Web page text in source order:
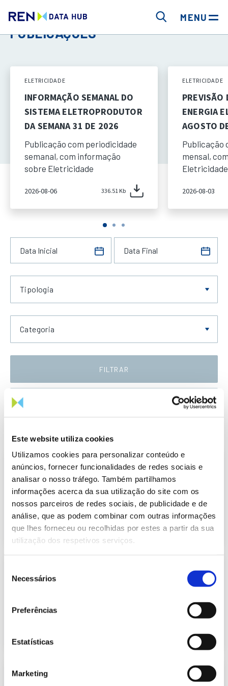
Este website utiliza cookies
Utilizamos cookies para personalizar conteúdo e
anúncios, fornecer funcionalidades de redes sociais e
analisar o nosso tráfego. Também partilhamos
informações acerca da sua utilização do site com os
nossos parceiros de redes sociais, de publicidade e de
análise, que as podem combinar com outras informações
que lhes forneceu ou recolhidas por estes a partir da sua
utilização dos respetivos serviços.
Necessários
Preferências
Estatísticas
Marketing
MENU
PUBLICAÇÕES
ELETRICIDADE
INFORMAÇÃO SEMANAL DO
SISTEMA ELETROPRODUTOR
DA SEMANA 31 DE 2026
Publicação com periodicidade
semanal, com informação
sobre Eletricidade
2026-08-06 336.51 Kb
ELETRICIDADE
PREVISÃO
ENERGIA
AGOSTO
Publicação
mensal,
Eletricidade
2026-08-03
Tipologia
Categoria
FILTRAR
Data Crescente
617.54 Kb
Informação Semanal do Sistema
Eletroprodutor da semana 8 de 2022
Publicação com periodicidade semanal, com
informação sobre Eletricidade
2022-02-28 Eletricidade
174.64 Kb
Elétrica de março de 2022
Publicação com periodicidade mensal, com
Eletroprodutor da semana 9 de 2022